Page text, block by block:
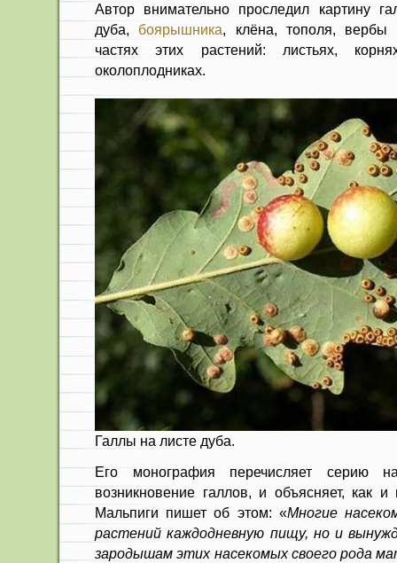
Автор внимательно проследил картину
дуба, боярышника, клёна, тополя, вербы
частях этих растений: листьях,
околоплодниках.
Галлы на листе дуба.
Его монография перечисляет серию
возникновение галлов, и объясняет, как
Мальпиги пишет об этом: «Многие
растений каждодневную пищу, но и
зародышам этих насекомых своего рода